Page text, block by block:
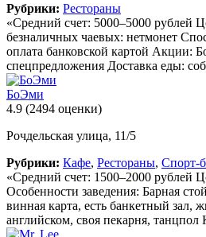
Рубрики: Рестораны
«Средний счет: 5000–5000 рублей
безналичных чаевых: нетмонет
оплата банковской картой Акции:
спецпредложения Доставка еды:
БоЭми
4.9 (2494 оценки)
Рочдельская улица, 11/5
Рубрики: Кафе, Рестораны, Спорт-
«Средний счет: 1500–2000 рублей
Особенности заведения: Барная
винная карта, есть банкетный зал,
английском, своя пекарня, танцпол